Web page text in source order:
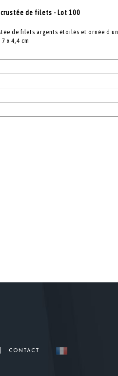
de filets - Lot 100
de filets argents étoilés et ornée d un
x 4,4 cm
CONTACT